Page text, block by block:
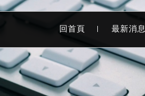
回首頁 最新消息